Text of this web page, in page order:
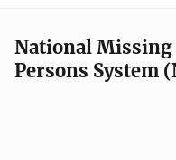
National
Persons System